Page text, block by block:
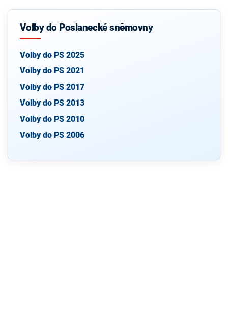
Volby do Poslanecké sněmovny
Volby do PS 2025
Volby do PS 2021
Volby do PS 2017
Volby do PS 2013
Volby do PS 2010
Volby do PS 2006